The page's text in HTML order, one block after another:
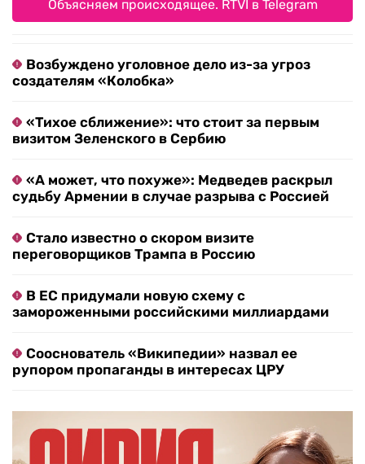
Объясняем происходящее. RTVI в Telegram
Возбуждено уголовное дело из-за угроз
создателям «Колобка»
«Тихое сближение»: что стоит за первым
визитом Зеленского в Сербию
«А может, что похуже»: Медведев раскрыл
судьбу Армении в случае разрыва с Россией
Стало известно о скором визите
переговорщиков Трампа в Россию
В ЕС придумали новую схему с
замороженными российскими миллиардами
Сооснователь «Википедии» назвал ее
рупором пропаганды в интересах ЦРУ